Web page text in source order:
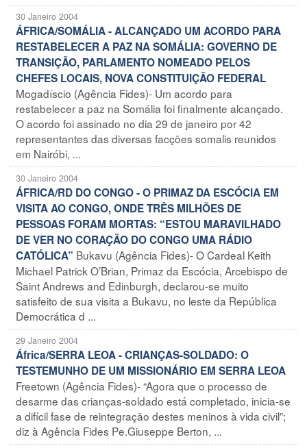
30 Janeiro 2004
ÁFRICA/SOMÁLIA - ALCANÇADO UM ACORDO PARA
RESTABELECER A PAZ NA SOMÁLIA: GOVERNO DE
TRANSIÇÃO, PARLAMENTO NOMEADO PELOS
CHEFES LOCAIS, NOVA CONSTITUIÇÃO FEDERAL
Mogadíscio (Agência Fides)- Um acordo para
restabelecer a paz na Somália foi finalmente alcançado.
O acordo foi assinado no dia 29 de janeiro por 42
representantes das diversas facções somalis reunidos
em Nairóbi, ...
30 Janeiro 2004
ÁFRICA/RD DO CONGO - O PRIMAZ DA ESCÓCIA EM
VISITA AO CONGO, ONDE TRÊS MILHÕES DE
PESSOAS FORAM MORTAS: “ESTOU MARAVILHADO
DE VER NO CORAÇÃO DO CONGO UMA RÁDIO
CATÓLICA” Bukavu (Agência Fides)- O Cardeal Keith
Michael Patrick O’Brian, Primaz da Escócia, Arcebispo de
Saint Andrews and Edinburgh, declarou-se muito
satisfeito de sua visita a Bukavu, no leste da República
Democrática d ...
29 Janeiro 2004
África/SERRA LEOA - CRIANÇAS-SOLDADO: O
TESTEMUNHO DE UM MISSIONÁRIO EM SERRA LEOA
Freetown (Agência Fides)- “Agora que o processo de
desarme das crianças-soldado está completado, inicia-se
a difícil fase de reintegração destes meninos à vida civil”;
diz à Agência Fides Pe.Giuseppe Berton, ...